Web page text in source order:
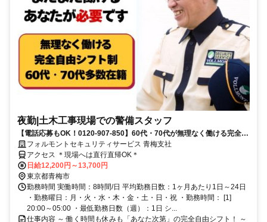
夜勤|土木工事現場での警備スタッフ
【電話応募もOK！0120-907-850】60代・70代が無理なく働ける完全自
由シフト♪日払いOK♪
フォルモントセキュリティサービス 青梅支社
アクセス ＊現場へは直行直帰OK＊
日給12,200円～13,700円
東京都青梅市
勤務時間 実働時間：8時間/日 平均勤務日数：1ヶ月あたり1日～24日
・勤務曜日：月・火・水・木・金・土・日・祝 ・勤務時間： [1]
20:00～05:00 ・最低勤務日数（週）：1日 シ...
仕事内容 ～ 働く時間も休みも「あなた次第」の完全自由シフト！ ～